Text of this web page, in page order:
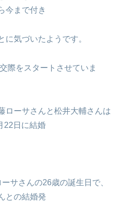
今まで付き
気づいたようです。
際をスタートさせていま
ローサさんと松井大輔さんは
22日に結婚
サさんの26歳の誕生日で、
との結婚発